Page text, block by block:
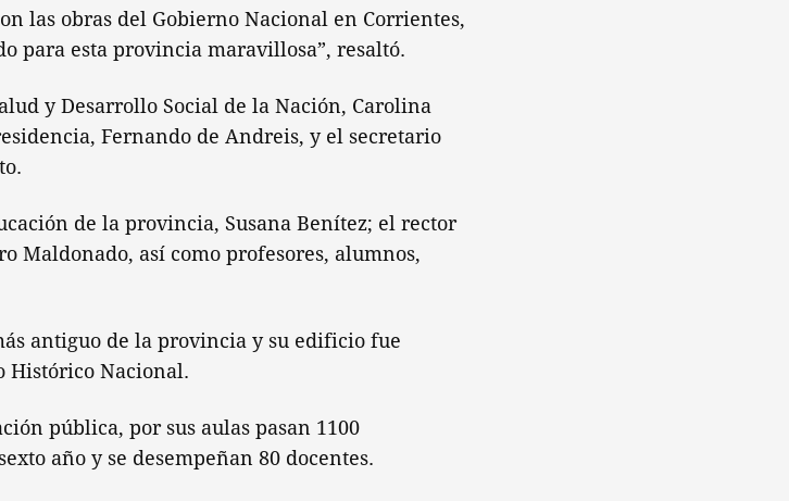
las obras del Gobierno Nacional en Corrientes,
para esta provincia maravillosa”, resaltó.
y Desarrollo Social de la Nación, Carolina
Fernando de Andreis, y el secretario
de la provincia, Susana Benítez; el rector
Maldonado, así como profesores, alumnos,
antiguo de la provincia y su edificio fue
Histórico Nacional.
pública, por sus aulas pasan 1100
año y se desempeñan 80 docentes.